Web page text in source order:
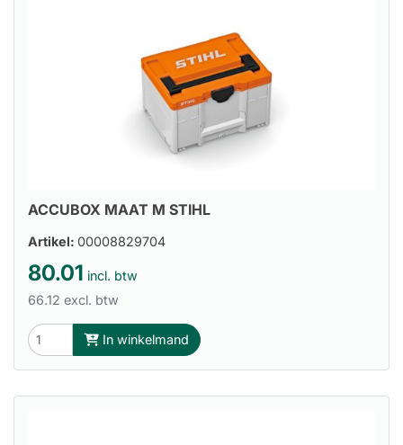
ACCUBOX MAAT M STIHL
Artikel: 00008829704
80.01 incl. btw
66.12 excl. btw
In winkelmand